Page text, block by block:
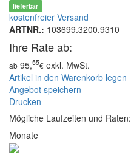
lieferbar
kostenfreier Versand
ARTNR.: 103699.3200.9310
Ihre Rate ab:
ab 95,55€ exkl. MwSt.
Artikel in den Warenkorb legen
Angebot speichern
Drucken
Mögliche Laufzeiten und Raten:
Monate